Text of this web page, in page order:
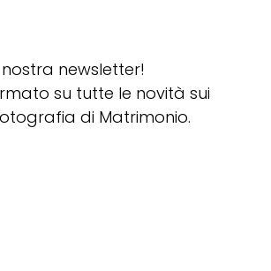
newsletter!
su tutte le novità sui
di Matrimonio.